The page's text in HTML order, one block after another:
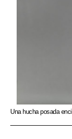
Una hucha posada